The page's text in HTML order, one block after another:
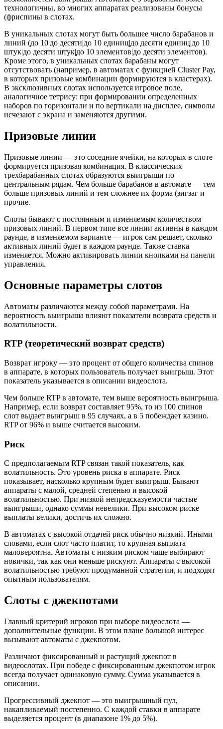
технологичны, во многих аппаратах реализованы бонусы
(фриспины в слотах.
В уникальных слотах могут быть большее число барабанов и
линий (до 10|до десяти|до 10 единиц|до десяти единиц|до 10
штук|до десяти штук|до 10 элементов|до десяти элементов).
Кроме этого, в уникальных слотах барабаны могут
отсутствовать (например, в автоматах с функцией Cluster Pay,
в которых призовые комбинации формируются в кластерах).
В эксклюзивных слотах используется игровое поле,
аналогичное тетрису: при формировании определенных
наборов по горизонтали и по вертикали на дисплее, символы
исчезают с экрана и заменяются другими.
Призовые линии
Призовые линии — это соседние ячейки, на которых в слоте
формируется призовая комбинация. В классических
трехбарабанных слотах образуются выигрыши по
центральным рядам. Чем больше барабанов в автомате — тем
больше призовых линий и тем сложнее их форма (зигзаг и
прочие.
Слоты бывают с постоянным и изменяемым количеством
призовых линий. В первом типе все линии активны в каждом
раунде, в изменяемом варианте — игрок сам решает, сколько
активных линий будет в каждом раунде. Также ставка
изменяется. Можно активировать линии кнопками на панели
управления.
Основные параметры слотов
Автоматы различаются между собой параметрами. На
вероятность выигрыша влияют показатели возврата средств и
волатильности.
RTP (теоретический возврат средств)
Возврат игроку — это процент от общего количества спинов
в аппарате, в которых пользователь получает выигрыш. Этот
показатель указывается в описании видеослота.
Чем больше RTP в автомате, тем выше вероятность выигрыша.
Например, если возврат составляет 95%, то из 100 спинов
слот выдает выигрыш в 95 случаях, а в 5 побеждает казино.
RTP от 96% и выше считается высоким.
Риск
С предполагаемым RTP связан такой показатель, как
волатильность. Это уровень риска в аппарате. Риск
показывает, насколько крупным будет выигрыш. Бывают
аппараты с малой, средней степенью и высокой
волатильностью. При низкой непредсказуемости частые
выигрыши, однако суммы невелики. При высоком риске
выплаты велики, достичь их сложно.
В автоматах с высокой отдачей риск обычно низкий. Иными
словами, если слот часто платит, то крупная выплата
маловероятна. Автоматы с низким риском чаще выбирают
новички, так как они меньше рискуют. Аппараты с высокой
волатильностью требуют продуманной стратегии, и подходят
опытным пользователям.
Слоты с джекпотами
Главный критерий игроков при выборе видеослота —
дополнительные функции. В этом плане большой интерес
вызывают автоматы с джекпотом.
Различают фиксированный и растущий джекпот в
видеослотах. При победе с фиксированным джекпотом игрок
всегда получает одинаковую сумму. Сумма указывается в
описании.
Прогрессивный джекпот — это выигрышный пул,
накапливаемый постепенно. С каждой ставки в аппарате
выделяется процент (в диапазоне 1% до 5%).